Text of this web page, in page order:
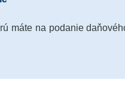
máte na podanie